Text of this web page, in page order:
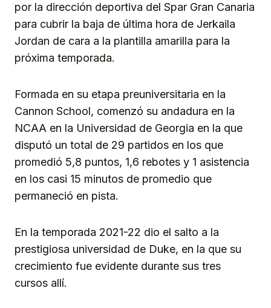
por la dirección deportiva del Spar Gran Canaria
para cubrir la baja de última hora de Jerkaila
Jordan de cara a la plantilla amarilla para la
próxima temporada.
Formada en su etapa preuniversitaria en la
Cannon School, comenzó su andadura en la
NCAA en la Universidad de Georgia en la que
disputó un total de 29 partidos en los que
promedió 5,8 puntos, 1,6 rebotes y 1 asistencia
en los casi 15 minutos de promedio que
permaneció en pista.
En la temporada 2021-22 dio el salto a la
prestigiosa universidad de Duke, en la que su
crecimiento fue evidente durante sus tres
cursos allí.